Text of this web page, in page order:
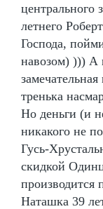
летнего
Господа,
навозом) ))) А
тренька
Но деньги (и
никакого не
Гусь-
скидкой
производится
Наташка 39